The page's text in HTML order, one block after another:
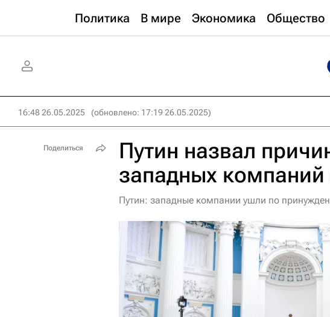
Политика В мире Экономика Общество
16:48 26.05.2025 (обновлено: 17:19 26.05.2025)
Путин назвал
западных компаний
Путин: западные компании ушли по
Поделиться